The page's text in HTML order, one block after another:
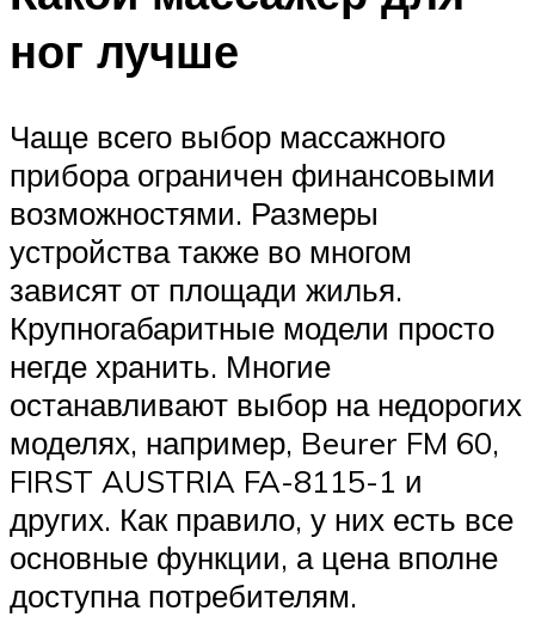
ног лучше
Чаще всего выбор массажного
прибора ограничен финансовыми
возможностями. Размеры
устройства также во многом
зависят от площади жилья.
Крупногабаритные модели просто
негде хранить. Многие
останавливают выбор на недорогих
моделях, например, Beurer FM 60,
FIRST AUSTRIA FA-8115-1 и
других. Как правило, у них есть все
основные функции, а цена вполне
доступна потребителям.